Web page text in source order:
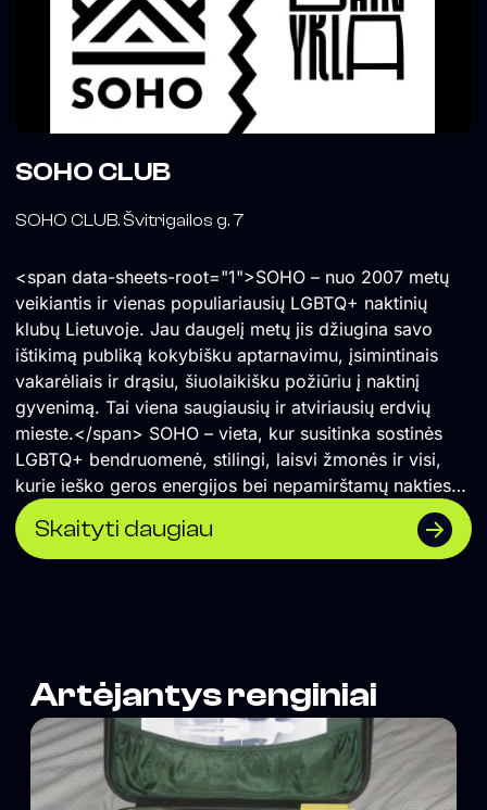
SOHO CLUB
SOHO CLUB. Švitrigailos g. 7
<span data-sheets-root="1">SOHO – nuo 2007 metų
veikiantis ir vienas populiariausių LGBTQ+ naktinių
klubų Lietuvoje. Jau daugelį metų jis džiugina savo
ištikimą publiką kokybišku aptarnavimu, įsimintinais
vakarėliais ir drąsiu, šiuolaikišku požiūriu į naktinį
gyvenimą. Tai viena saugiausių ir atviriausių erdvių
mieste.</span> SOHO – vieta, kur susitinka sostinės
LGBTQ+ bendruomenė, stilingi, laisvi žmonės ir visi,
kurie ieško geros energijos bei nepamirštamų nakties
akimirkų.
Skaityti daugiau
Artėjantys renginiai